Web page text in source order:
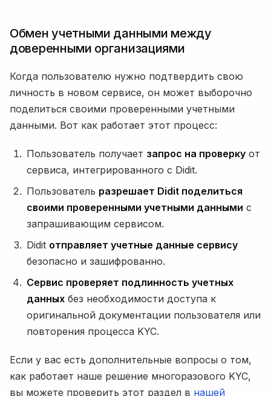
Обмен учетными данными между
доверенными организациями
Когда пользователю нужно подтвердить свою
личность в новом сервисе, он может выборочно
поделиться своими проверенными учетными
данными. Вот как работает этот процесс:
Пользователь получает запрос на проверку от
сервиса, интегрированного с Didit.
Пользователь разрешает Didit поделиться
своими проверенными учетными данными с
запрашивающим сервисом.
Didit отправляет учетные данные сервису
безопасно и зашифрованно.
Сервис проверяет подлинность учетных
данных без необходимости доступа к
оригинальной документации пользователя или
повторения процесса KYC.
Если у вас есть дополнительные вопросы о том,
как работает наше решение многоразового KYC,
вы можете проверить этот раздел в нашей